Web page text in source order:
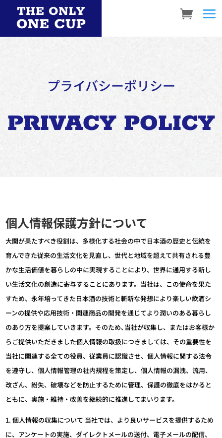
プライバシーポリシー
PRIVACY POLICY
個人情報保護方針について
大関が果たすべき役割は、多様化する社会の中で日本酒の歴史と伝統を
育んできた従来の生活文化を見直し、世代と地域を超えて共有される豊
かな生活価値を暮らしの中に実現することにより、世界に通用する新し
い生活文化の創造に寄与することにあります。当社は、この使命を果た
すため、永年培ってきた日本酒の技術と斬新な発想により楽しい飲酒シ
ーンの提供や応用技術・関連商品の開発を通じてより潤いのある暮らし
のあり方を提案していきます。そのため､当社が収集し、またはお客様か
らご提供いただきました個人情報の取扱につきましては、その重要性を
当社に関連する全ての役員、従業員に認識させ、個人情報に関する法令
を遵守し、個人情報管理の社内規程を策定し、個人情報の漏洩、流用、
改ざん、紛失、破壊などを防止するために管理、保護の徹底をはかると
ともに、実施・維持・改善を継続的に推進してまいります。
1. 個人情報の収集について 当社では、より良いサービスを提供するため
に、アンケートの実施、ダイレクトメールの送付、電子メールの配信、